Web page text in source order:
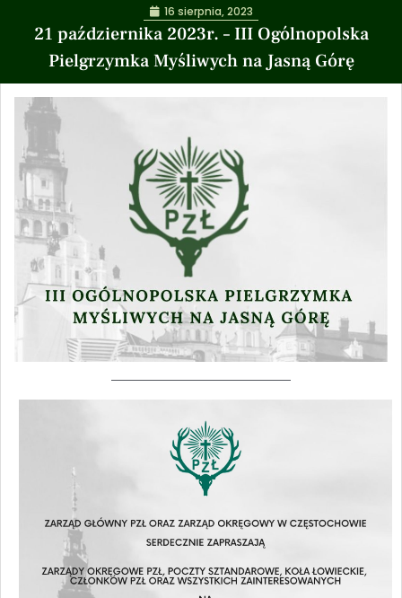
21 października 2023r. – III Ogólnopolska
Pielgrzymka Myśliwych na Jasną Górę
16 sierpnia, 2023